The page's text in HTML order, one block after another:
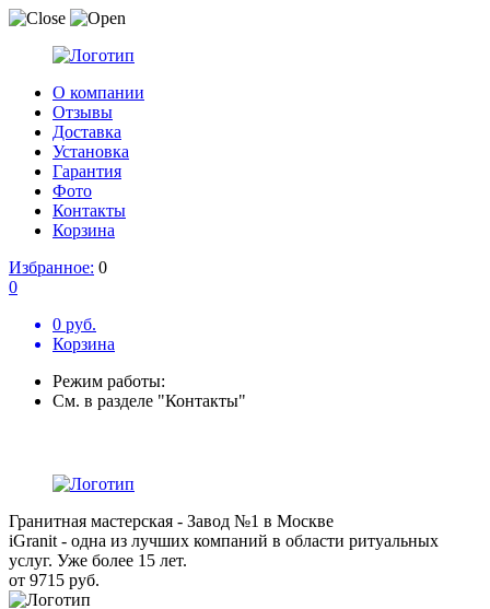
О компании
Отзывы
Доставка
Установка
Гарантия
Фото
Контакты
Корзина
Избранное: 0
0
0 руб.
Корзина
Режим работы:
См. в разделе "Контакты"
Гранитная мастерская - Завод №1 в Москве
iGranit - одна из лучших компаний в области ритуальных
услуг. Уже более 15 лет.
от 9715 руб.